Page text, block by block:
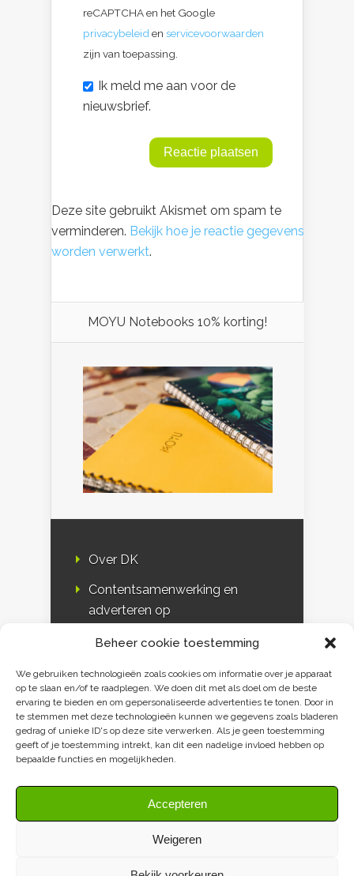
Beheer cookie toestemming
We gebruiken technologieën zoals cookies om informatie over je apparaat
op te slaan en/of te raadplegen. We doen dit met als doel om de beste
ervaring te bieden en om gepersonaliseerde advertenties te tonen. Door in
te stemmen met deze technologieën kunnen we gegevens zoals bladeren
gedrag of unieke ID's op deze site verwerken. Als je geen toestemming
geeft of je toestemming intrekt, kan dit een nadelige invloed hebben op
bepaalde functies en mogelijkheden.
Accepteren
Weigeren
reCAPTCHA en het Google
privacybeleid en servicevoorwaarden
zijn van toepassing.
Ik meld me aan voor de
nieuwsbrief.
Deze site gebruikt Akismet om spam te
verminderen. Bekijk hoe je reactie gegevens
worden verwerkt.
MOYU Notebooks 10% korting!
Over DK
Contentsamenwerking en
adverteren op
DK & media
Disclaimer
Privacy verklaring